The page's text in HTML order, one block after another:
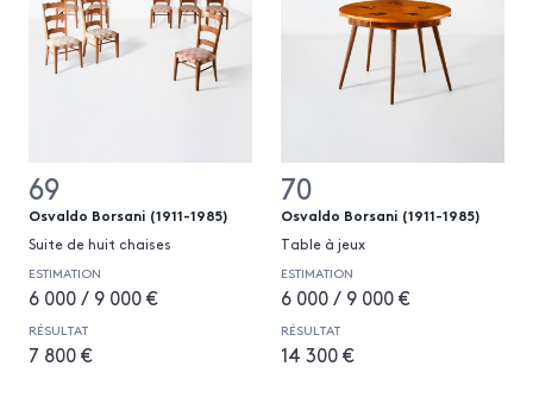
69
Osvaldo Borsani (1911-1985)
Suite de huit chaises
ESTIMATION
6 000 / 9 000 €
RÉSULTAT
7 800 €
70
Osvaldo Borsani (1911-1985)
Table à jeux
ESTIMATION
6 000 / 9 000 €
RÉSULTAT
14 300 €